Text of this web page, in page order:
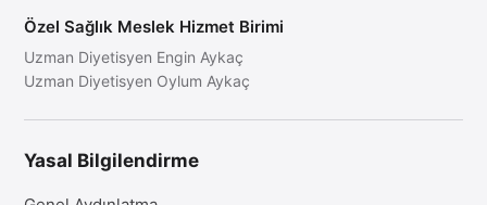
Özel Sağlık Meslek Hizmet Birimi
Uzman Diyetisyen Engin Aykaç
Uzman Diyetisyen Oylum Aykaç
Yasal Bilgilendirme